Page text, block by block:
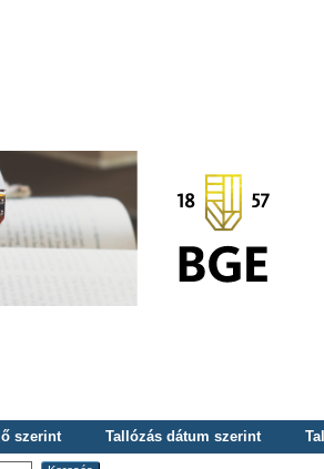
szerint Tallózás dátum szerint